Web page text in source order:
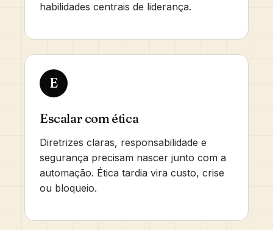
habilidades centrais de liderança.
E
Escalar com ética
Diretrizes claras, responsabilidade e
segurança precisam nascer junto com a
automação. Ética tardia vira custo, crise
ou bloqueio.